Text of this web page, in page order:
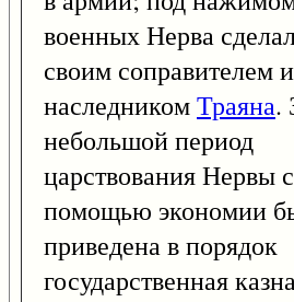
военных Нерва
своим соправителем и
наследникомТраяна.
небольшой период
царствования Нервы с
помощью экономии
приведена в порядок
государственная